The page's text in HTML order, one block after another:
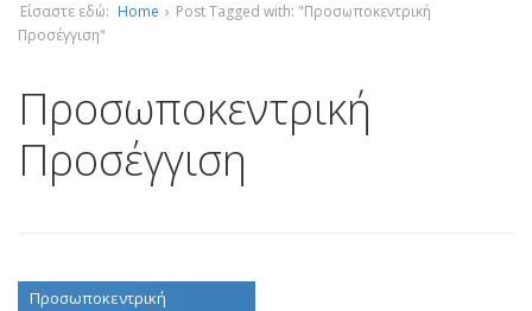
Είσαστε εδώ: Home › Post Tagged with: "Προσωποκεντρική
Προσέγγιση"
Προσωποκεντρική
Προσέγγιση
Προσωποκεντρική